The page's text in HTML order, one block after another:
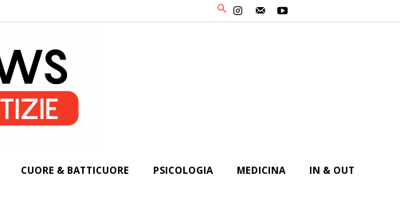
CUORE & BATTICUORE PSICOLOGIA MEDICINA IN & OUT